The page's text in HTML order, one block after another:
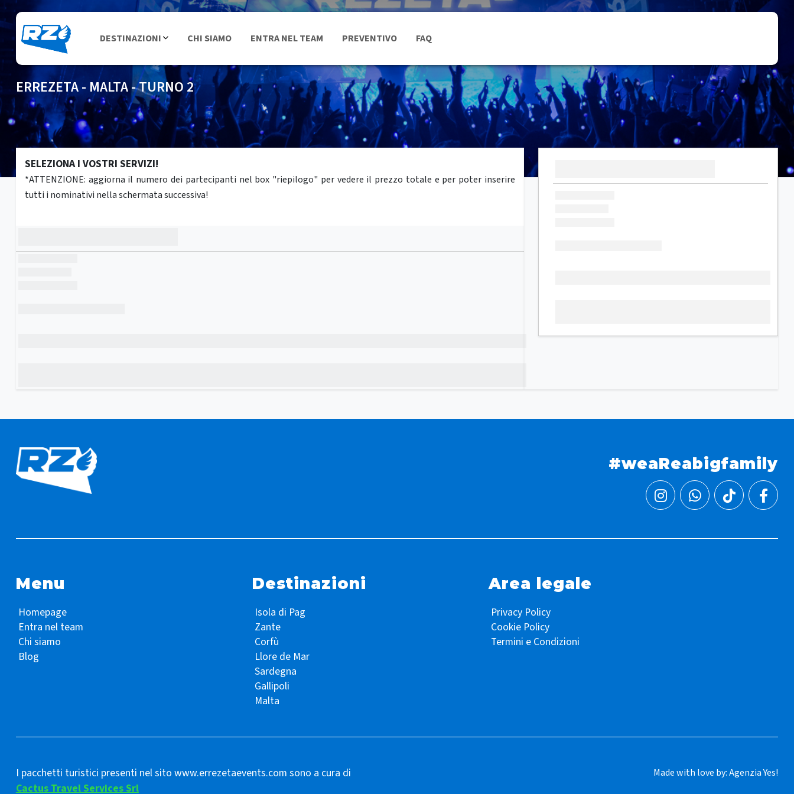
DESTINAZIONI CHI SIAMO ENTRA NEL TEAM PREVENTIVO FAQ
ERREZETA - MALTA - TURNO 2
SELEZIONA I VOSTRI SERVIZI!
*ATTENZIONE: aggiorna il numero dei partecipanti nel box "riepilogo" per vedere il prezzo totale e per poter inserire
tutti i nominativi nella schermata successiva!
#weaReabigfamily
Menu
Homepage
Entra nel team
Chi siamo
Blog
Destinazioni
Isola di Pag
Zante
Corfù
Llore de Mar
Sardegna
Gallipoli
Malta
Area legale
Privacy Policy
Cookie Policy
Termini e Condizioni
I pacchetti turistici presenti nel sito www.errezetaevents.com sono a cura di
Cactus Travel Services Srl
Made with love by:Agenzia Yes!